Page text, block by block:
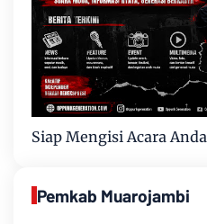
Siap Mengisi Acara Anda
Pemkab Muarojambi